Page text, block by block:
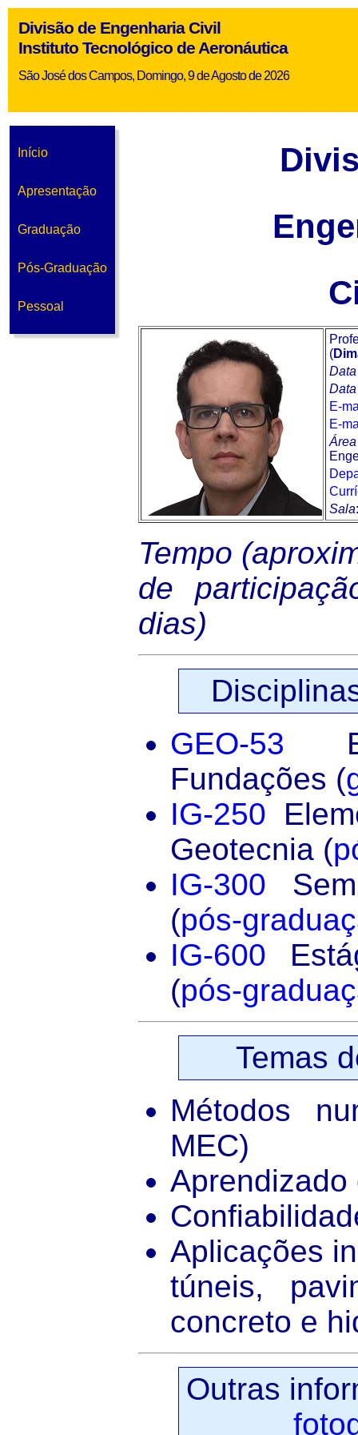
Divisão de Engenharia Civil
Instituto Tecnológico de Aeronáutica
São José dos Campos, Domingo, 9 de Agosto de 2026
Início
Apresentação
Graduação
Pós-Graduação
Pessoal
(
E-
E-
Sala
Tempo
de
dias)
GEO-53
Fundações (
IG-250
Geotecnia (
IG-300
(pós-
IG-600
(pós-
Temas
Métodos
MEC)
Aprendizado
Aplicações
túneis,
concreto e
Outras